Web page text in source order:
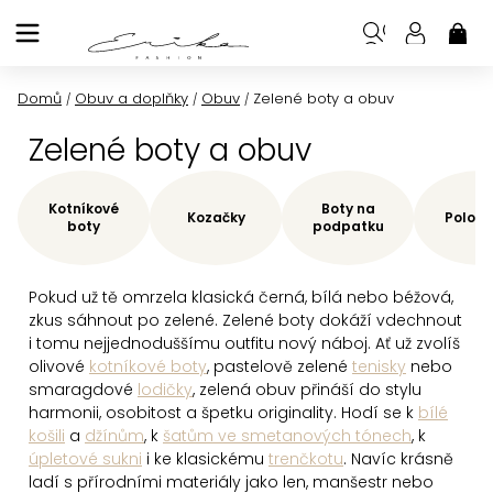
na
Domů / Obuv a doplňky / Obuv / Zelené boty a obuv
Zelené boty a obuv
Pokud už tě omrzela klasická černá, bílá nebo béžová,
zkus sáhnout po zelené. Zelené boty dokáží vdechnout
i tomu nejjednoduššímu outfitu nový náboj. Ať už zvolíš
olivové kotníkové boty, pastelově zelené tenisky nebo
smaragdové lodičky, zelená obuv přináší do stylu
harmonii, osobitost a špetku originality. Hodí se k bílé
košili a džínům, k šatům ve smetanových tónech, k
úpletové sukni i ke klasickému trenčkotu. Navíc krásně
ladí s přírodními materiály jako len, manšestr nebo
Kotníkové
boty
Kozačky
Boty na
podpatku